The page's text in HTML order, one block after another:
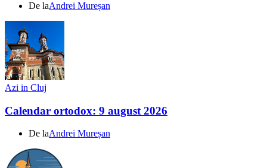
De laAndrei Mureșan
Azi in Cluj
Calendar ortodox: 9 august 2026
De laAndrei Mureșan